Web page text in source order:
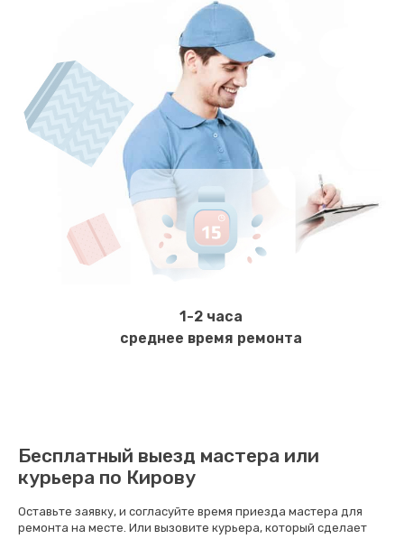
1-2 часа
среднее время ремонта
Бесплатный выезд мастера или
курьера по Кирову
Оставьте заявку, и согласуйте время приезда мастера для
ремонта на месте. Или вызовите курьера, который сделает